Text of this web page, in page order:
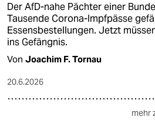
Der AfD-nahe Pächter einer
Tausende Corona-Impfpässe
Essensbestellungen. Jetzt
ins Gefängnis.
Von Joachim F. Tornau
20.6.2026
mehr